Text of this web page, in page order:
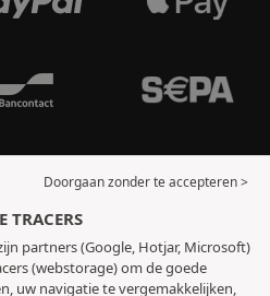
Doorgaan zonder te accepteren >
TRACERS
partners (Google, Hotjar, Microsoft)
(webstorage) om de goede
uw navigatie te vergemakkelijken,